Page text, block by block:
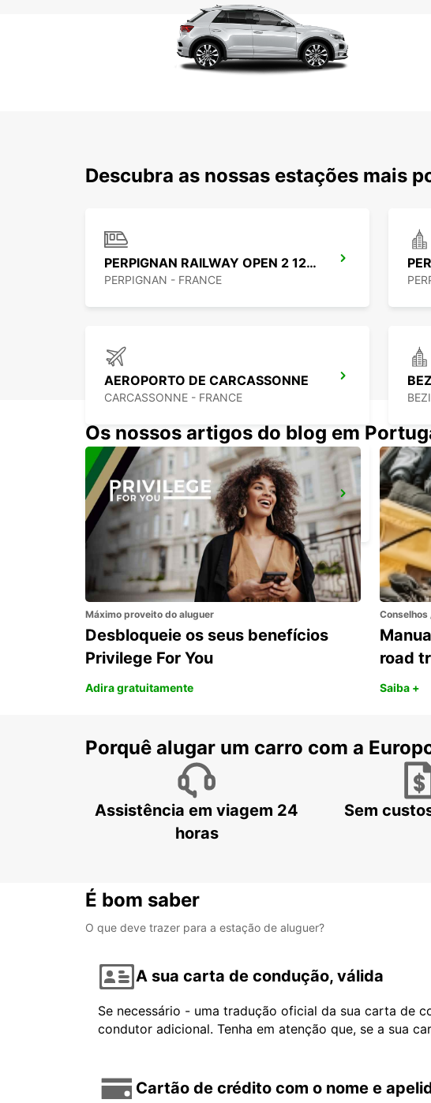
Descubra as nossas estações mais
PERPIGNAN RAILWAY OPEN 2 12 25
PERPIGNAN - FRANCE
AEROPORTO DE CARCASSONNE
CARCASSONNE - FRANCE
ESTAÇÃO CENTRAL DE GIRONA
GERONA - SPAIN
Os nossos artigos do blog em
Máximo proveito do aluguer
Desbloqueie os seus benefícios
Privilege For You
Adira gratuitamente
Conselhos
road
Saiba +
Porquê alugar um carro com a
Assistência em viagem 24
horas
Sem
É bom saber
O que deve trazer para a estação de aluguer?
A sua carta de condução, válida
Se necessário - uma tradução oficial da sua carta de
condutor adicional. Tenha em atenção que, se a sua
Cartão de crédito com o nome e